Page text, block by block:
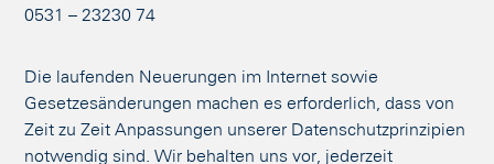
0531 – 23230 74
Die laufenden Neuerungen im Internet sowie
Gesetzesänderungen machen es erforderlich, dass von
Zeit zu Zeit Anpassungen unserer Datenschutzprinzipien
notwendig sind. Wir behalten uns vor, jederzeit